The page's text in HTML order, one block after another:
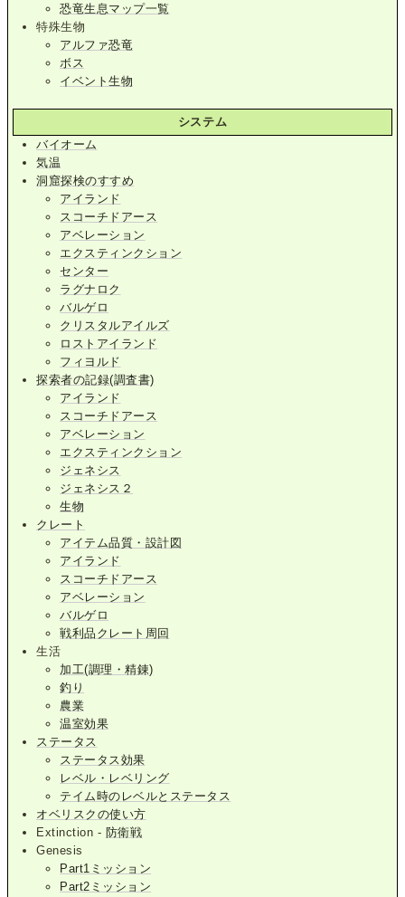
恐竜生息マップ一覧
特殊生物
アルファ恐竜
ボス
イベント生物
システム
バイオーム
気温
洞窟探検のすすめ
アイランド
スコーチドアース
アベレーション
エクスティンクション
センター
ラグナロク
バルゲロ
クリスタルアイルズ
ロストアイランド
フィヨルド
探索者の記録(調査書)
アイランド
スコーチドアース
アベレーション
エクスティンクション
ジェネシス
ジェネシス２
生物
クレート
アイテム品質・設計図
アイランド
スコーチドアース
アベレーション
バルゲロ
戦利品クレート周回
生活
加工(調理・精錬)
釣り
農業
温室効果
ステータス
ステータス効果
レベル・レベリング
テイム時のレベルとステータス
オベリスクの使い方
Extinction - 防衛戦
Genesis
Part1ミッション
Part2ミッション